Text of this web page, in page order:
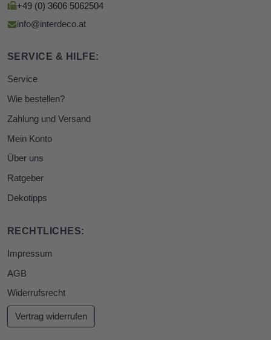
+49 (0) 3606 5062504
info@interdeco.at
SERVICE & HILFE:
Service
Wie bestellen?
Zahlung und Versand
Mein Konto
Über uns
Ratgeber
Dekotipps
RECHTLICHES:
Impressum
AGB
Widerrufsrecht
Vertrag widerrufen